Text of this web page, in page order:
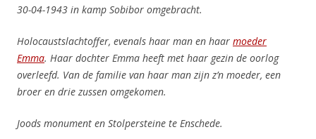
30-04-1943 in kamp Sobibor omgebracht.
Holocaustslachtoffer, evenals haar man en haar moeder
Emma. Haar dochter Emma heeft met haar gezin de oorlog
overleefd. Van de familie van haar man zijn z’n moeder, een
broer en drie zussen omgekomen.
Joods monument en Stolpersteine te Enschede.